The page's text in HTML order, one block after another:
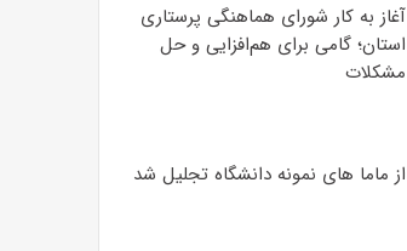
آغاز به کار شورای هماهنگی پرستاری
استان؛ گامی برای هم‌افزایی و حل
مشکلات
از ماما های نمونه دانشگاه تجلیل شد